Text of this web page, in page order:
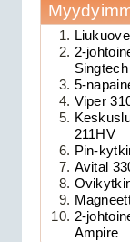
2-
Singtech
5-
Viper
211HV
Pin-
Avital
2-
Ampire